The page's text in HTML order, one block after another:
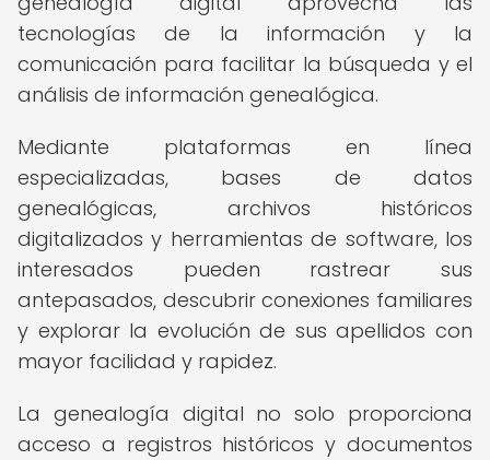
tecnologías de la información y la
comunicación para facilitar la búsqueda y el
análisis de información genealógica.
Mediante plataformas en línea
especializadas, bases de datos
genealógicas, archivos históricos
digitalizados y herramientas de software, los
interesados pueden rastrear sus
antepasados, descubrir conexiones familiares
y explorar la evolución de sus apellidos con
mayor facilidad y rapidez.
La genealogía digital no solo proporciona
acceso a registros históricos y documentos